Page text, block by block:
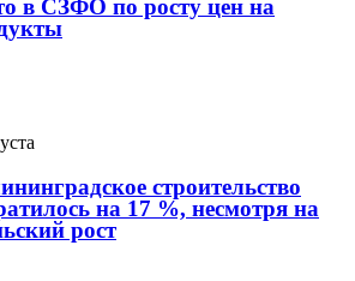
в СЗФО по росту цен на
строительство
на 17 %, несмотря на
рост